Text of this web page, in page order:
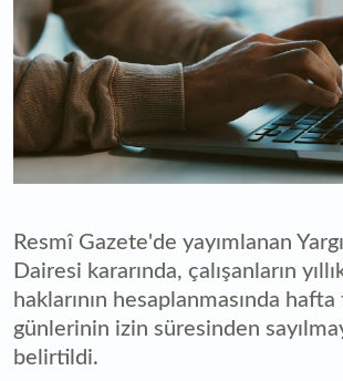
Resmî Gazete'de yayımlanan
Dairesi kararında, çalışanların
haklarının hesaplanmasında
günlerinin izin süresinden
belirtildi.